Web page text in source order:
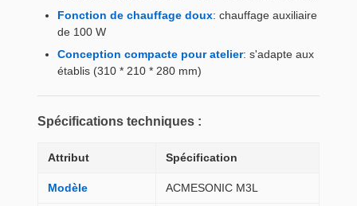
Fonction de chauffage doux: chauffage auxiliaire
de 100 W
Conception compacte pour atelier: s'adapte aux
établis (310 * 210 * 280 mm)
Spécifications techniques :
Attribut Spécification
Modèle ACMESONIC M3L